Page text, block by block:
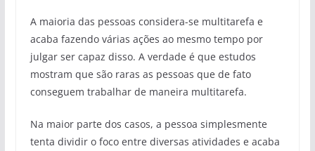
A maioria das pessoas considera-se multitarefa e
acaba fazendo várias ações ao mesmo tempo por
julgar ser capaz disso. A verdade é que estudos
mostram que são raras as pessoas que de fato
conseguem trabalhar de maneira multitarefa.
Na maior parte dos casos, a pessoa simplesmente
tenta dividir o foco entre diversas atividades e acaba